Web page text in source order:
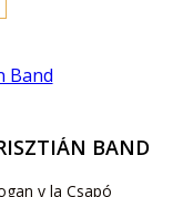
BAND
y la Csapó